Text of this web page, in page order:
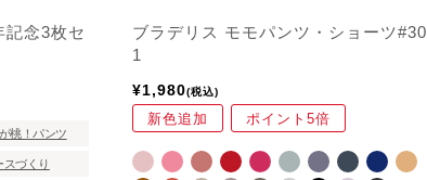
記念3枚セ
桃！パンツ
スづくり
ブラデリス モモパンツ・ショーツ#30
1
¥1,980 税込
新色追加 ポイント5倍